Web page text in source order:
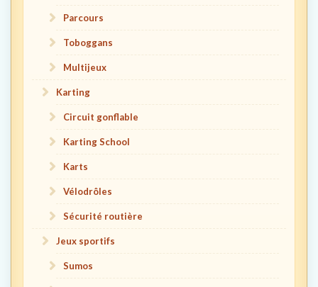
Parcours
Toboggans
Multijeux
Karting
Circuit gonflable
Karting School
Karts
Vélodrôles
Sécurité routière
Jeux sportifs
Sumos